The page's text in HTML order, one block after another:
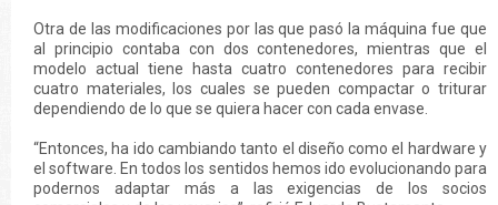
Otra de las modificaciones por las que pasó la máquina fue que
al principio contaba con dos contenedores, mientras que el
modelo actual tiene hasta cuatro contenedores para recibir
cuatro materiales, los cuales se pueden compactar o triturar
dependiendo de lo que se quiera hacer con cada envase.
“Entonces, ha ido cambiando tanto el diseño como el hardware y
el software. En todos los sentidos hemos ido evolucionando para
podernos adaptar más a las exigencias de los socios